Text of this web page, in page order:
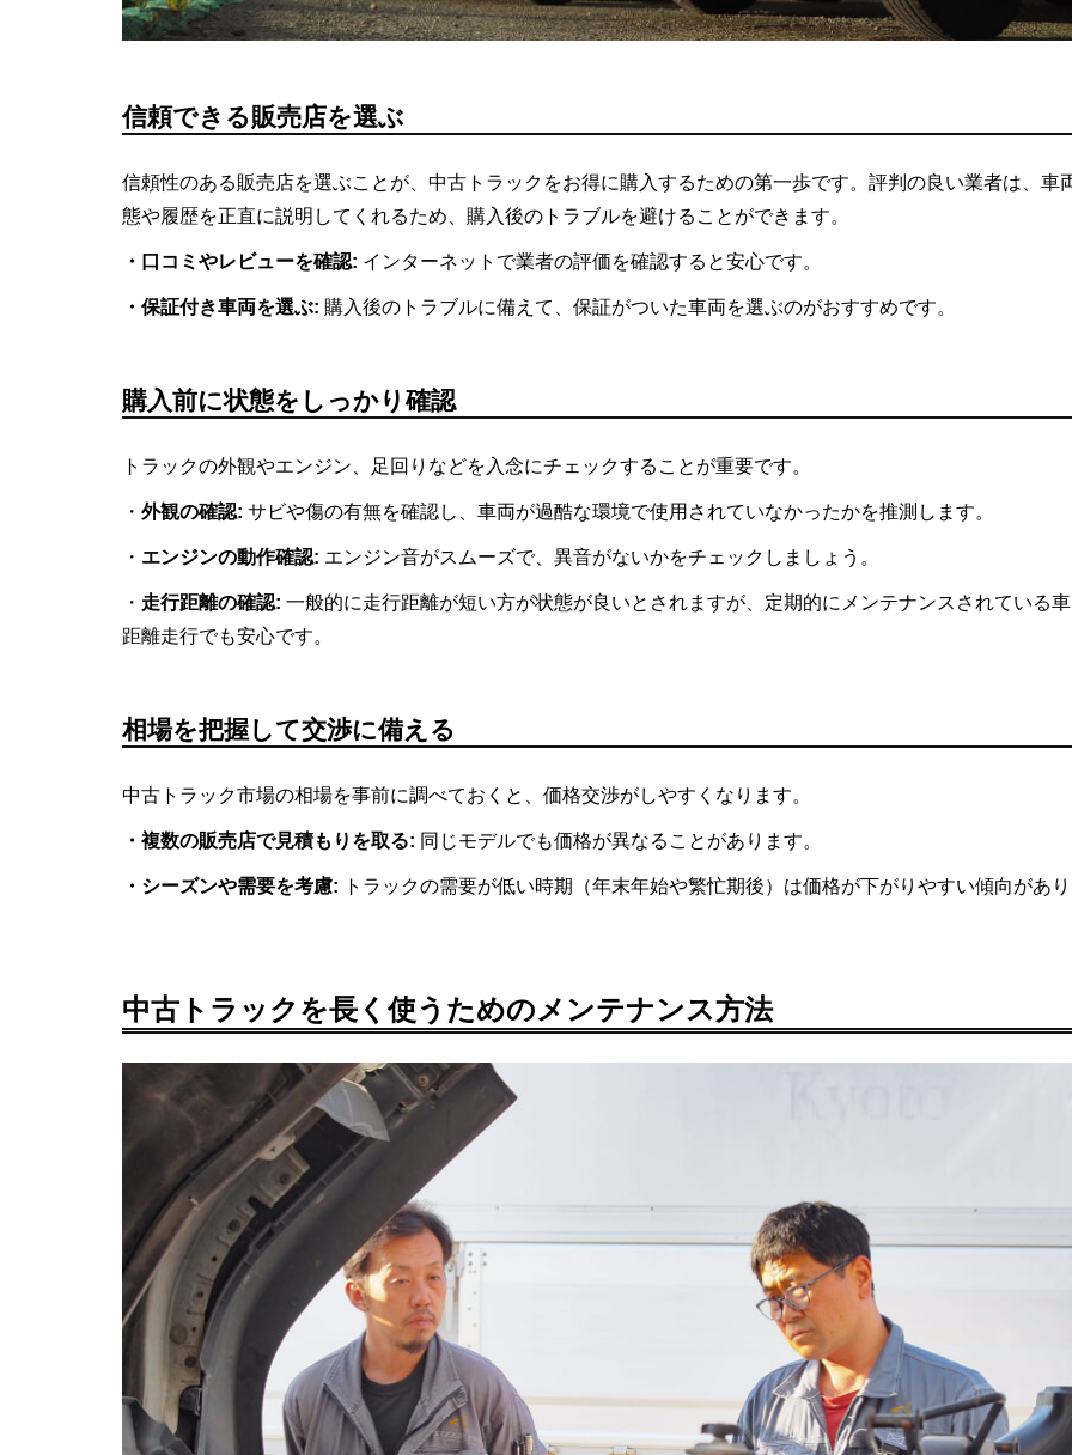
信頼できる販売店を選ぶ
信頼性のある販売店を選ぶことが、中古トラックをお得に購入するための第一歩です。評判の良い業者は、車
態や履歴を正直に説明してくれるため、購入後のトラブルを避けることができます。
・口コミやレビューを確認: インターネットで業者の評価を確認すると安心です。
・保証付き車両を選ぶ: 購入後のトラブルに備えて、保証がついた車両を選ぶのがおすすめです。
購入前に状態をしっかり確認
トラックの外観やエンジン、足回りなどを入念にチェックすることが重要です。
・ 外観の確認: サビや傷の有無を確認し、車両が過酷な環境で使用されていなかったかを推測します。
・ エンジンの動作確認: エンジン音がスムーズで、異音がないかをチェックしましょう。
・ 走行距離の確認: 一般的に走行距離が短い方が状態が良いとされますが、定期的にメンテナンスされている
距離走行でも安心です。
相場を把握して交渉に備える
中古トラック市場の相場を事前に調べておくと、価格交渉がしやすくなります。
・複数の販売店で見積もりを取る: 同じモデルでも価格が異なることがあります。
・シーズンや需要を考慮: トラックの需要が低い時期（年末年始や繁忙期後）は価格が下がりやすい傾向があ
中古トラックを長く使うためのメンテナンス方法